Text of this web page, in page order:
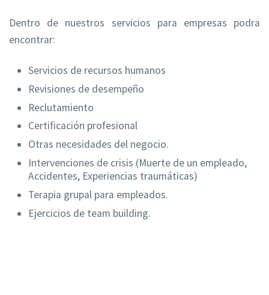
Dentro de nuestros servicios para empresas podra
encontrar:
Servicios de recursos humanos
Revisiones de desempeño
Reclutamiento
Certificación profesional
Otras necesidades del negocio.
Intervenciones de crisis (Muerte de un empleado,
Accidentes, Experiencias traumáticas)
Terapia grupal para empleados.
Ejercicios de team building.